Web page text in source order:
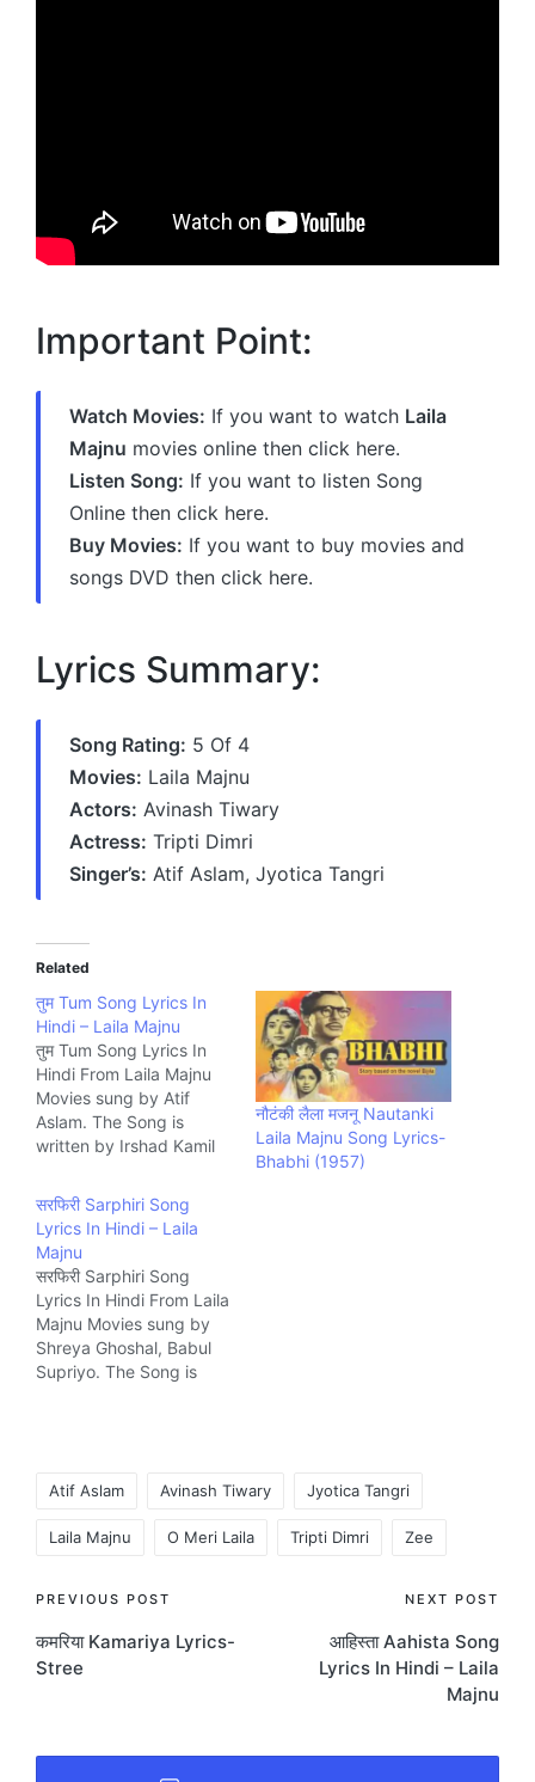
Important Point:
Watch Movies: If you want to watch Laila
Majnu movies online then click here.
Listen Song: If you want to listen Song
Online then click here.
Buy Movies: If you want to buy movies and
songs DVD then click here.
Lyrics Summary:
Song Rating: 5 Of 4
Movies: Laila Majnu
Actors: Avinash Tiwary
Actress: Tripti Dimri
Singer’s: Atif Aslam, Jyotica Tangri
Related
तुम Tum Song Lyrics In
Hindi – Laila Majnu
तुम Tum Song Lyrics In
Hindi From Laila Majnu
Movies sung by Atif
Aslam. The Song is
written by Irshad Kamil
Niladri Kumar. Music
company Zee.
नौटंकी लैला मजनू Nautanki
Laila Majnu Song Lyrics-
Bhabhi (1957)
सरफिरी Sarphiri Song
Lyrics In Hindi – Laila
Majnu
सरफिरी Sarphiri Song
Lyrics In Hindi From Laila
Majnu Movies sung by
Shreya Ghoshal, Babul
Supriyo. The Song is
Atif Aslam Avinash Tiwary Jyotica Tangri
Laila Majnu O Meri Laila Tripti Dimri Zee
Post
navigation
PREVIOUS POST
कमरिया Kamariya Lyrics-
Stree
NEXT POST
आहिस्ता Aahista Song
Lyrics In Hindi – Laila
Majnu